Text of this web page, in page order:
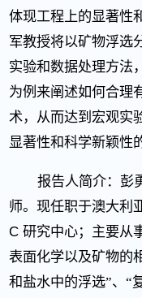
体现工程上的显著性
军教授将以矿物浮选
实验和数据处理方法
为例来阐述如何合理
术，从而达到宏观实
显著性和科学新颖性
报告人简介：彭
师。现任职于澳大利
C研究中心；主要从
表面化学以及矿物的
和盐水中的浮选”、“